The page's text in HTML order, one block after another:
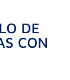
DE
CON